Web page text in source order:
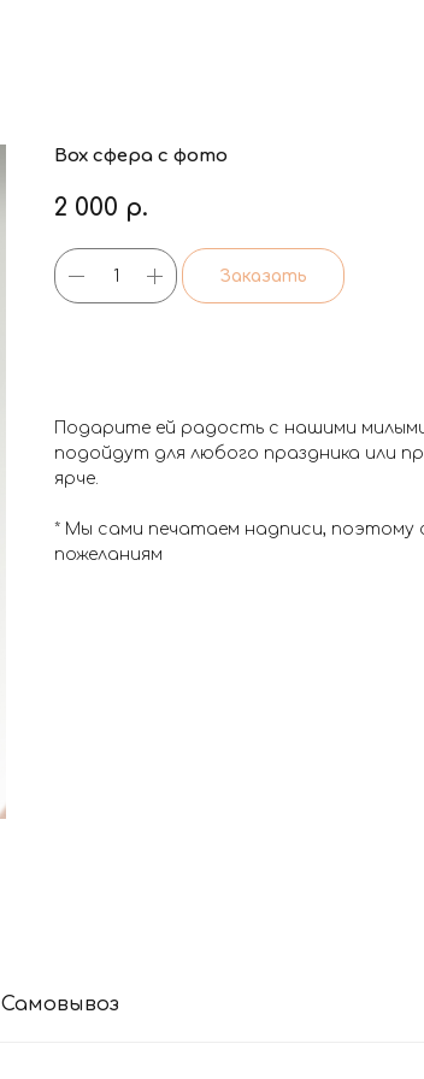
Box сфера с фото
2 000 р.
Заказать
Подарите ей радость с нашими
подойдут для любого праздника или
ярче.
* Мы сами печатаем надписи,
пожеланиям
Самовывоз